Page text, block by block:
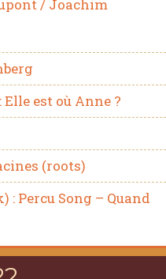
/ Joachim
est où Anne ?
(roots)
: Percu Song – Quand